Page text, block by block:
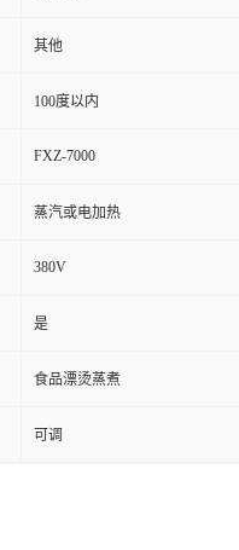
其他
100度以内
FXZ-7000
蒸汽或电加热
380V
是
食品漂烫蒸煮
可调